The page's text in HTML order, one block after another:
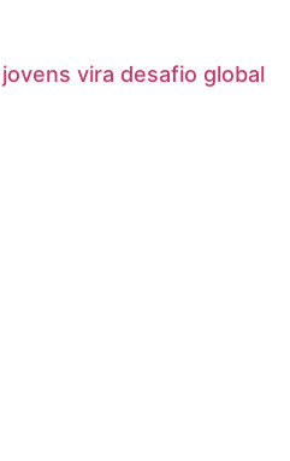
vira desafio global